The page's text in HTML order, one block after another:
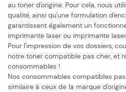
au toner d'origine. Pour cela, nous
qualité, ainsi qu'une formulation
garantissent également un
imprimante laser ou imprimante
Pour l'impression de vos dossiers,
notre toner compatible pas cher, et
consommables !
Nos consommables compatibles
similaire à ceux de la marque